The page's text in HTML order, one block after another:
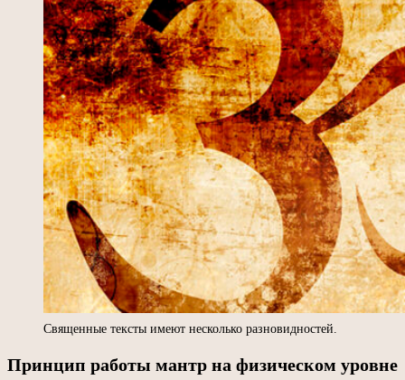
Священные тексты имеют несколько разновидностей.
Принцип работы мантр на физическом уровне